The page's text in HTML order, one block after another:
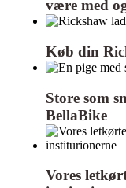
være med
Køb din
Store som
BellaBike
Vores